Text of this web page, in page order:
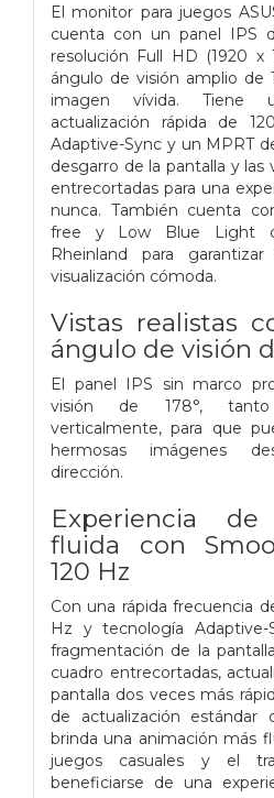
El monitor para juegos
cuenta con un panel IPS
resolución Full HD (1920
ángulo de visión amplio de
imagen vívida. Tiene
actualización rápida de
Adaptive-Sync y un MPRT
desgarro de la pantalla y las
entrecortadas para una
nunca. También cuenta
free y Low Blue Light
Rheinland para
visualización cómoda.
Vistas realistas
ángulo de visión
El panel IPS sin marco
visión de 178°,
verticalmente, para que
hermosas imágenes
dirección.
Experiencia de
fluida con
120 Hz
Con una rápida frecuencia
Hz y tecnología Adaptive-
fragmentación de la
cuadro entrecortadas,
pantalla dos veces más
de actualización
brinda una animación más
juegos casuales y el
beneficiarse de una